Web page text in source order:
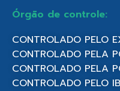
Órgão de controle:
CONTROLADO PELO
CONTROLADO PELA
CONTROLADO PELA
CONTROLADO PELO